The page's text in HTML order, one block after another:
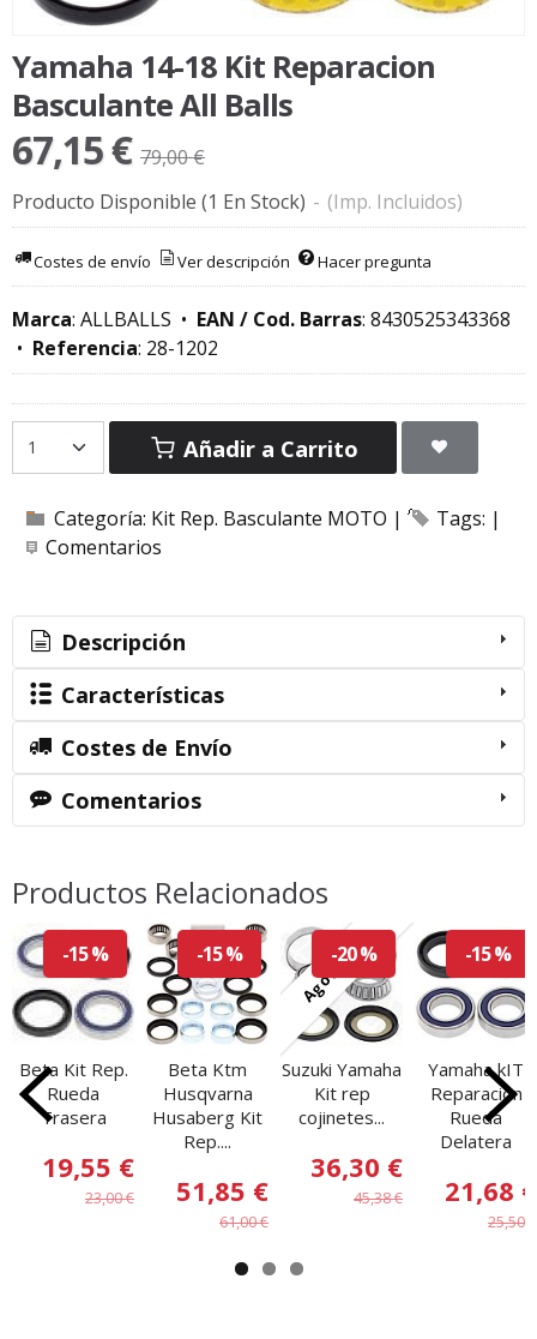
Yamaha 14-18 Kit Reparacion
Basculante All Balls
67,15 € 79,00 €
Producto Disponible (1 En Stock) - (Imp. Incluidos)
Costes de envío Ver descripción Hacer pregunta
Marca: ALLBALLS • EAN / Cod. Barras: 8430525343368
• Referencia: 28-1202
Añadir a Carrito
Categoría: Kit Rep. Basculante MOTO | Tags: |
Comentarios
Descripción
Características
Costes de Envío
Comentarios
Productos Relacionados
-15 %
Beta Kit Rep.
Rueda
Trasera
19,55 €
23,00 €
-15 %
Beta Ktm
Husqvarna
Husaberg Kit
Rep....
51,85 €
61,00 €
Agotado
-20 %
Suzuki Yamaha
Kit rep
cojinetes...
36,30 €
45,38 €
-15 %
Yamaha kIT
Reparacion
Rueda
Delatera
21,68 €
25,50 €